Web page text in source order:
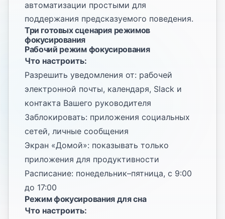
автоматизации простыми для
поддержания предсказуемого поведения.
Три готовых сценария режимов
фокусирования
Рабочий режим фокусирования
Что настроить:
Разрешить уведомления от: рабочей
электронной почты, календаря, Slack и
контакта Вашего руководителя
Заблокировать: приложения социальных
сетей, личные сообщения
Экран «Домой»: показывать только
приложения для продуктивности
Расписание: понедельник–пятница, с 9:00
до 17:00
Режим фокусирования для сна
Что настроить: